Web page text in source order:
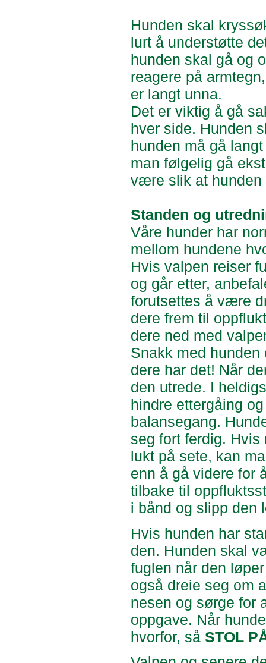
Hunden skal
lurt å understøtte
hunden skal gå og
reagere på
er langt unna.
Det er viktig å gå
hver side. Hunden
hunden må gå
man følgelig gå
være slik at hunden
Standen og
Våre hunder har
mellom hundene
Hvis valpen reiser
og går etter,
forutsettes å være
dere frem til
dere ned med
Snakk med
dere har det! Når
den utrede. I
hindre ettergåing
balansegang.
seg fort ferdig.
lukt på sete, kan
enn å gå videre for
tilbake til
i bånd og slipp den
Hvis hunden har
den. Hunden skal
fuglen når den
også dreie seg om
nesen og sørge for
oppgave. Når
hvorfor, så STOL